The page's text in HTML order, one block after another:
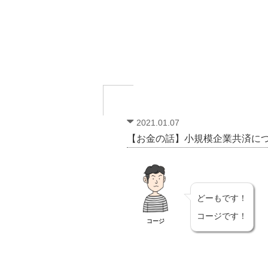
2021.01.07
【お金の話】小規模企業共済に
コージ
どーもです！
コージです！